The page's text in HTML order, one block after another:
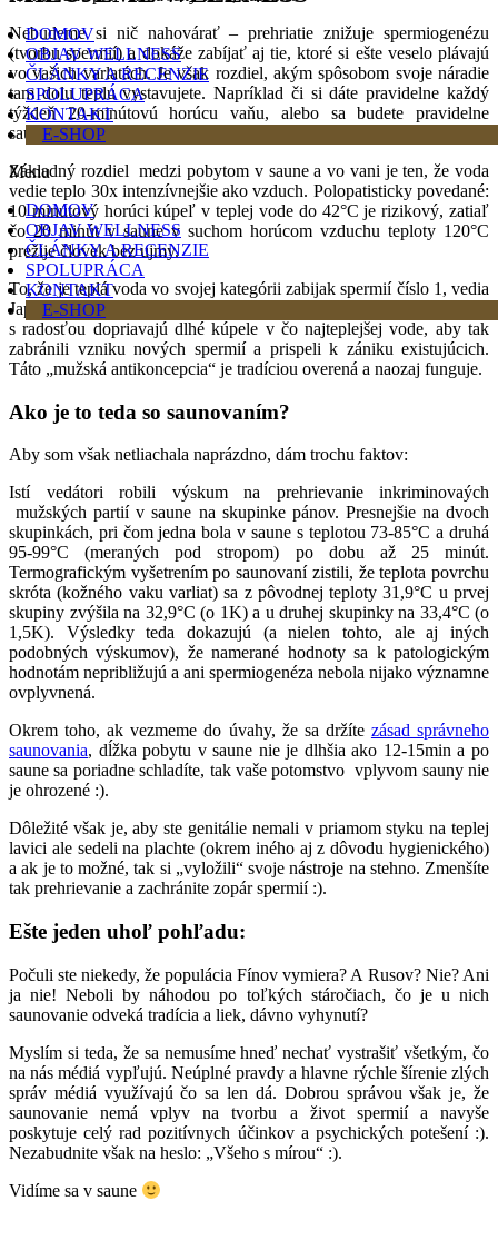
DOMOV
OBJAV WELLNESS
ČLÁNKY A RECENZIE
SPOLUPRÁCA
KONTAKT
E-SHOP
Menu
DOMOV
OBJAV WELLNESS
ČLÁNKY A RECENZIE
SPOLUPRÁCA
KONTAKT
E-SHOP
Nebudeme si nič nahovárať – prehriatie znižuje spermiogenézu
(tvorbu spermií) a dokáže zabíjať aj tie, ktoré si ešte veselo plávajú
vo vašich varlatách. Je však rozdiel, akým spôsobom svoje náradie
tam dolu teplu vystavujete. Napríklad či si dáte pravidelne každý
týždeň 20-minútovú horúcu vaňu, alebo sa budete pravidelne
saunovať.
Základný rozdiel medzi pobytom v saune a vo vani je ten, že voda
vedie teplo 30x intenzívnejšie ako vzduch. Polopatisticky povedané:
10 minútový horúci kúpeľ v teplej vode do 42°C je rizikový, zatiaľ
čo 20 minút v saune v suchom horúcom vzduchu teploty 120°C
prežije človek bez ujmy.
To, že je teplá voda vo svojej kategórii zabijak spermií číslo 1, vedia
Japonci už od nepamäti. Tí si pred milostnými radovánkami
s radosťou dopriavajú dlhé kúpele v čo najteplejšej vode, aby tak
zabránili vzniku nových spermií a prispeli k zániku existujúcich.
Táto „mužská antikoncepcia“ je tradíciou overená a naozaj funguje.
Ako je to teda so saunovaním?
Aby som však netliachala naprázdno, dám trochu faktov:
Istí vedátori robili výskum na prehrievanie inkriminovaých
mužských partií v saune na skupinke pánov. Presnejšie na dvoch
skupinkách, pri čom jedna bola v saune s teplotou 73-85°C a druhá
95-99°C (meraných pod stropom) po dobu až 25 minút.
Termografickým vyšetrením po saunovaní zistili, že teplota povrchu
skróta (kožného vaku varliat) sa z pôvodnej teploty 31,9°C u prvej
skupiny zvýšila na 32,9°C (o 1K) a u druhej skupinky na 33,4°C (o
1,5K). Výsledky teda dokazujú (a nielen tohto, ale aj iných
podobných výskumov), že namerané hodnoty sa k patologickým
hodnotám nepribližujú a ani spermiogenéza nebola nijako významne
ovplyvnená.
Okrem toho, ak vezmeme do úvahy, že sa držíte zásad správneho
saunovania, dĺžka pobytu v saune nie je dlhšia ako 12-15min a po
saune sa poriadne schladíte, tak vaše potomstvo vplyvom sauny nie
je ohrozené :).
Dôležité však je, aby ste genitálie nemali v priamom styku na teplej
lavici ale sedeli na plachte (okrem iného aj z dôvodu hygienického)
a ak je to možné, tak si „vyložili“ svoje nástroje na stehno. Zmenšíte
tak prehrievanie a zachránite zopár spermií :).
Ešte jeden uhoľ pohľadu:
Počuli ste niekedy, že populácia Fínov vymiera? A Rusov? Nie? Ani
ja nie! Neboli by náhodou po toľkých stáročiach, čo je u nich
saunovanie odveká tradícia a liek, dávno vyhynutí?
Myslím si teda, že sa nemusíme hneď nechať vystrašiť všetkým, čo
na nás médiá vypľujú. Neúplné pravdy a hlavne rýchle šírenie zlých
správ médiá využívajú čo sa len dá. Dobrou správou však je, že
saunovanie nemá vplyv na tvorbu a život spermií a navyše
poskytuje celý rad pozitívnych účinkov a psychických potešení :).
Nezabudnite však na heslo: „Všeho s mírou“ :).
Vidíme sa v saune